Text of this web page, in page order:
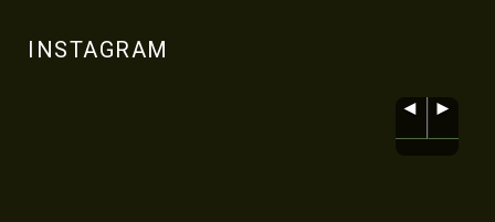
INSTAGRAM